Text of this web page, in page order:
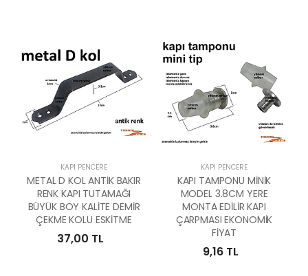
KAPI PENCERE
METAL D KOL ANTİK BAKIR
RENK KAPI TUTAMAĞI
BÜYÜK BOY KALİTE DEMİR
ÇEKME KOLU ESKİTME
37,00 TL
KAPI PENCERE
KAPI TAMPONU MİNİK
MODEL 3.8CM YERE
MONTA EDİLİR KAPI
ÇARPMASI EKONOMİK
FİYAT
9,16 TL